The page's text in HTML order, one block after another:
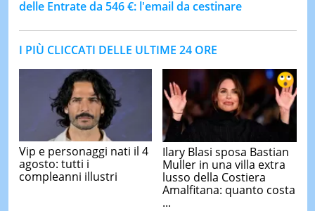
delle Entrate da 546 €: l'email da cestinare
I PIÙ CLICCATI DELLE ULTIME 24 ORE
Vip e personaggi nati il 4
agosto: tutti i
compleanni illustri
Ilary Blasi sposa Bastian
Muller in una villa extra
lusso della Costiera
Amalfitana: quanto costa
...